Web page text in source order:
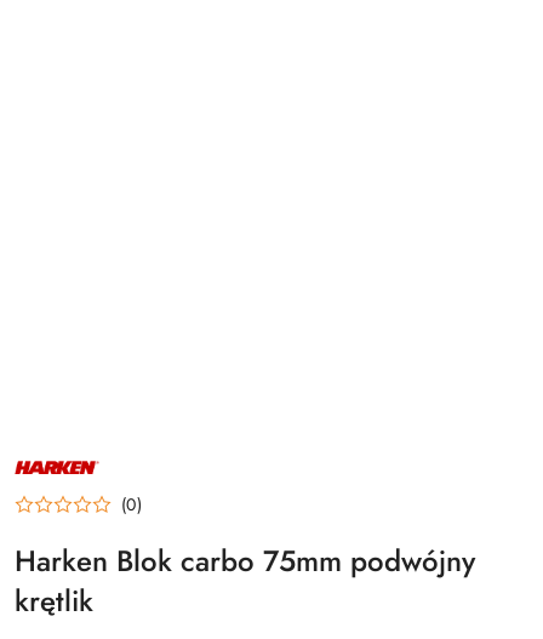
NAZWA
PRODUCENTA:
HARKEN (0)
Harken Blok carbo 75mm podwójny
krętlik